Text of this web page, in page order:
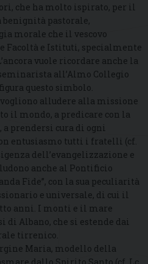
che ha molto ispirato, per il
benignità pastorale,
morale che il vescovo
Facoltà e Istituti, specialmente
vuole ricordare anche la
all’Almo Collegio
questo simbolo.
alludere alla missione
il mondo, a predicare con la
prendersi cura di ogni
entusiasmo tutti i fratelli (cf.
dell’evangelizzazione e
anche al Pontificio
Fide”, con la sua peculiarità
e universale, di cui il
anni. I monti e il mare
Albano, che si estende dai
tirrenico.
Maria, modello della
dallo Spirito Santo (cf. Lc